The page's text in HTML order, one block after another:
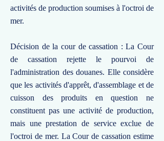
activités de production soumises à l'octroi de
mer.
Décision de la cour de cassation : La Cour
de cassation rejette le pourvoi de
l'administration des douanes. Elle considère
que les activités d'apprêt, d'assemblage et de
cuisson des produits en question ne
constituent pas une activité de production,
mais une prestation de service exclue de
l'octroi de mer. La Cour de cassation estime